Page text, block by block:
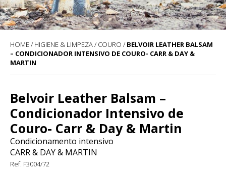
HOME/ HIGIENE & LIMPEZA/ COURO / BELVOIR LEATHER BALSAM
– CONDICIONADOR INTENSIVO DE COURO- CARR & DAY &
MARTIN
Belvoir Leather Balsam –
Condicionador Intensivo de
Couro- Carr & Day & Martin
Condicionamento intensivo
CARR & DAY & MARTIN
Ref. F3004/72